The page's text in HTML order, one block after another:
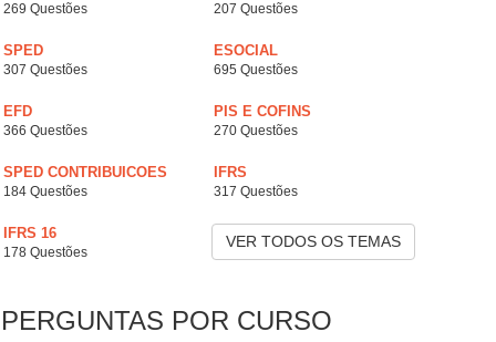
269 Questões 207 Questões
SPED
307 Questões
ESOCIAL
695 Questões
EFD
366 Questões
PIS E COFINS
270 Questões
SPED CONTRIBUICOES
184 Questões
IFRS
317 Questões
IFRS 16
178 Questões
VER TODOS OS TEMAS
PERGUNTAS POR CURSO